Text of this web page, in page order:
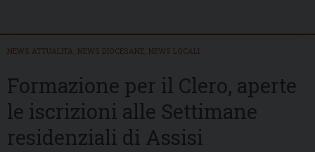
NEWS ATTUALITÀ NEWS DIOCESANE NEWS LOCALI
Formazione per il Clero, aperte
le iscrizioni alle Settimane
residenziali di Assisi